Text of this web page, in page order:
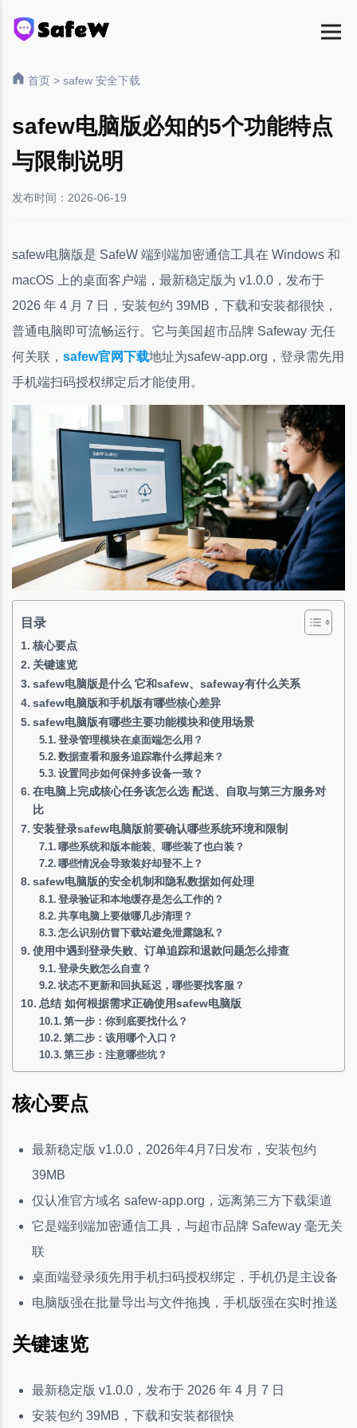
首页 > safew 安全下载
safew电脑版必知的5个功能特点
与限制说明
发布时间：2026-06-19
safew电脑版是 SafeW 端到端加密通信工具在 Windows 和
macOS 上的桌面客户端，最新稳定版为 v1.0.0，发布于
2026 年 4 月 7 日，安装包约 39MB，下载和安装都很快，
普通电脑即可流畅运行。它与美国超市品牌 Safeway 无任
何关联， safew官网下载地址为safew-app.org，登录需先用
手机端扫码授权绑定后才能使用。
目录
核心要点
关键速览
safew电脑版是什么 它和safew、safeway有什么关系
safew电脑版和手机版有哪些核心差异
safew电脑版有哪些主要功能模块和使用场景
登录管理模块在桌面端怎么用？
数据查看和服务追踪靠什么撑起来？
设置同步如何保持多设备一致？
在电脑上完成核心任务该怎么选 配送、自取与第三方服务对
比
安装登录safew电脑版前要确认哪些系统环境和限制
哪些系统和版本能装、哪些装了也白装？
哪些情况会导致装好却登不上？
safew电脑版的安全机制和隐私数据如何处理
登录验证和本地缓存是怎么工作的？
共享电脑上要做哪几步清理？
怎么识别仿冒下载站避免泄露隐私？
使用中遇到登录失败、订单追踪和退款问题怎么排查
登录失败怎么自查？
状态不更新和回执延迟，哪些要找客服？
总结 如何根据需求正确使用safew电脑版
第一步：你到底要找什么？
第二步：该用哪个入口？
第三步：注意哪些坑？
核心要点
最新稳定版 v1.0.0，2026年4月7日发布，安装包约
39MB
仅认准官方域名 safew-app.org，远离第三方下载渠道
它是端到端加密通信工具，与超市品牌 Safeway 毫无关
联
桌面端登录须先用手机扫码授权绑定，手机仍是主设备
电脑版强在批量导出与文件拖拽，手机版强在实时推送
关键速览
最新稳定版 v1.0.0，发布于 2026 年 4 月 7 日
安装包约 39MB，下载和安装都很快